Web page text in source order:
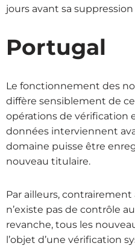
jours avant sa
Portugal
Le fonctionnement des
diffère sensiblement de
opérations de vérification
données interviennent
domaine puisse être
nouveau titulaire.
Par ailleurs,
n’existe pas de contrôle
revanche, tous les
l’objet d’une vérification